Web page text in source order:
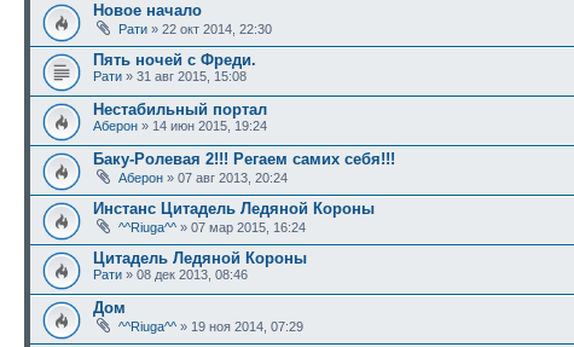
Новое начало
Рати » 22 окт 2014, 22:30
Пять ночей с Фреди.
Рати » 31 авг 2015, 15:08
Нестабильный портал
Аберон » 14 июн 2015, 19:24
Баку-Ролевая 2!!! Регаем самих себя!!!
Аберон » 07 авг 2013, 20:24
Инстанс Цитадель Ледяной Короны
^^Riuga^^ » 07 мар 2015, 16:24
Цитадель Ледяной Короны
Рати » 08 дек 2013, 08:46
Дом
^^Riuga^^ » 19 ноя 2014, 07:29